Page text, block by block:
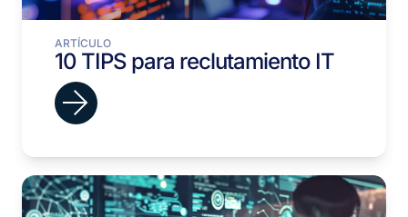
ARTÍCULO
10 TIPS para reclutamiento IT